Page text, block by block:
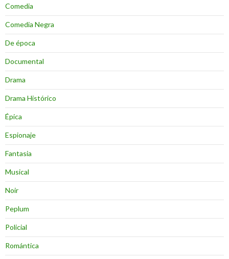
Comedia
Comedia Negra
De época
Documental
Drama
Drama Histórico
Épica
Espionaje
Fantasia
Musical
Noir
Peplum
Policial
Romántica